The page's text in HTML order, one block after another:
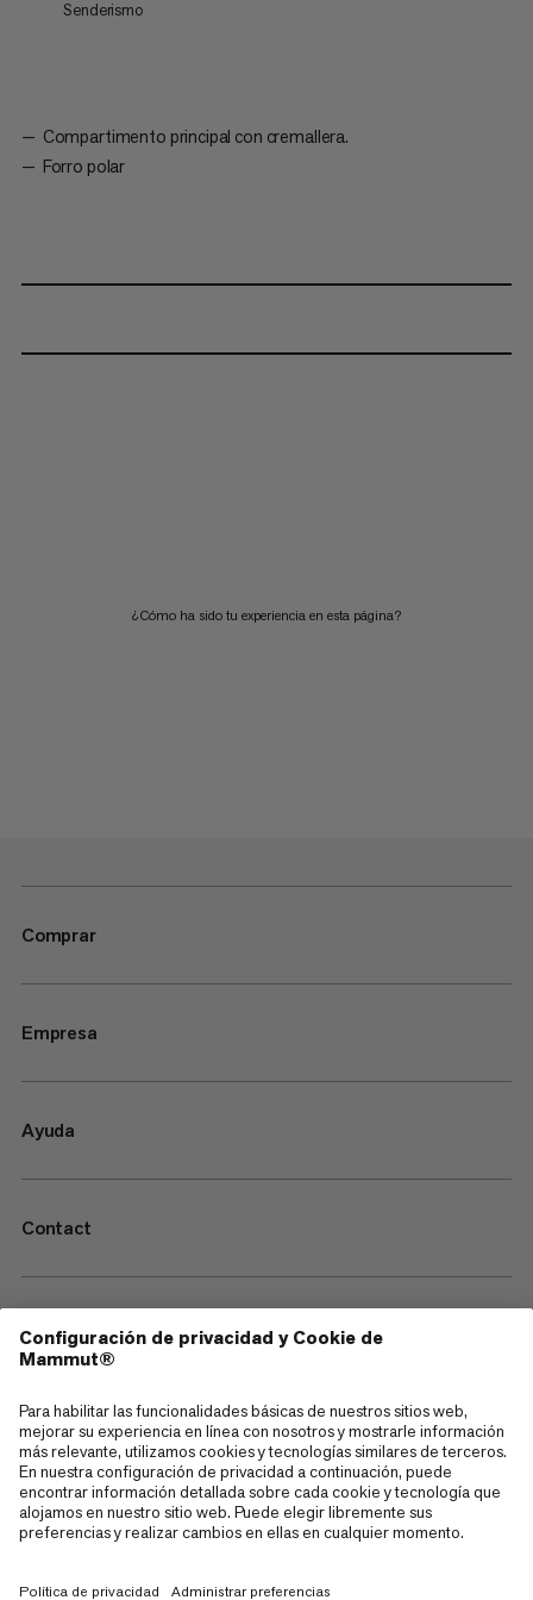
Senderismo
Compartimento principal con cremallera.
Forro polar
¿Cómo ha sido tu experiencia en esta página?
Comprar
Empresa
Ayuda
Contact
—
Sitemap
Cookies
Aviso legal